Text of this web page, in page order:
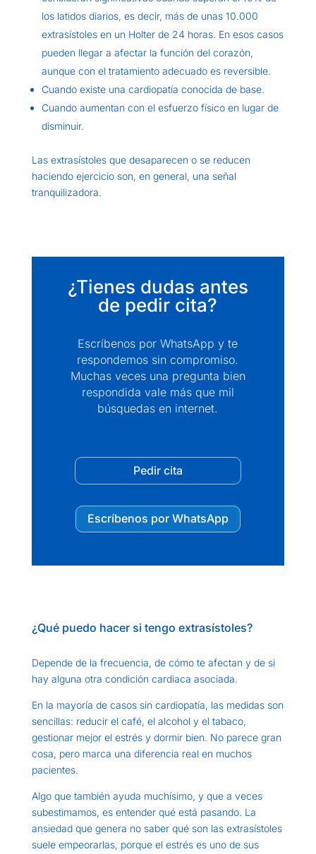
los latidos diarios, es decir, más de unas 10.000
extrasístoles en un Holter de 24 horas. En esos casos
pueden llegar a afectar la función del corazón,
aunque con el tratamiento adecuado es reversible.
Cuando existe una cardiopatía conocida de base.
Cuando aumentan con el esfuerzo físico en lugar de
disminuir.
Las extrasístoles que desaparecen o se reducen
haciendo ejercicio son, en general, una señal
tranquilizadora.
¿Tienes dudas antes
de pedir cita?
Escríbenos por WhatsApp y te
respondemos sin compromiso.
Muchas veces una pregunta bien
respondida vale más que mil
búsquedas en internet.
Pedir cita
Escríbenos por WhatsApp
¿Qué puedo hacer si tengo extrasístoles?
Depende de la frecuencia, de cómo te afectan y de si
hay alguna otra condición cardiaca asociada.
En la mayoría de casos sin cardiopatía, las medidas son
sencillas: reducir el café, el alcohol y el tabaco,
gestionar mejor el estrés y dormir bien. No parece gran
cosa, pero marca una diferencia real en muchos
pacientes.
Algo que también ayuda muchísimo, y que a veces
subestimamos, es entender qué está pasando. La
ansiedad que genera no saber qué son las extrasístoles
suele empeorarlas, porque el estrés es uno de sus